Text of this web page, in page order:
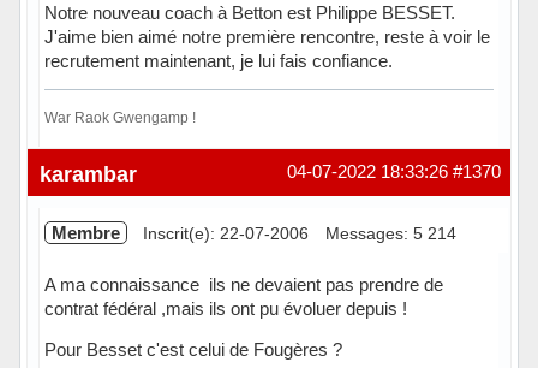
Notre nouveau coach à Betton est Philippe BESSET.
J'aime bien aimé notre première rencontre, reste à voir le
recrutement maintenant, je lui fais confiance.
War Raok Gwengamp !
Hors ligne #1370
04-07-2022 18:33:26
karambar
Membre Inscrit(e): 22-07-2006 Messages: 5 214
A ma connaissance ils ne devaient pas prendre de
contrat fédéral ,mais ils ont pu évoluer depuis !
Pour Besset c'est celui de Fougères ?